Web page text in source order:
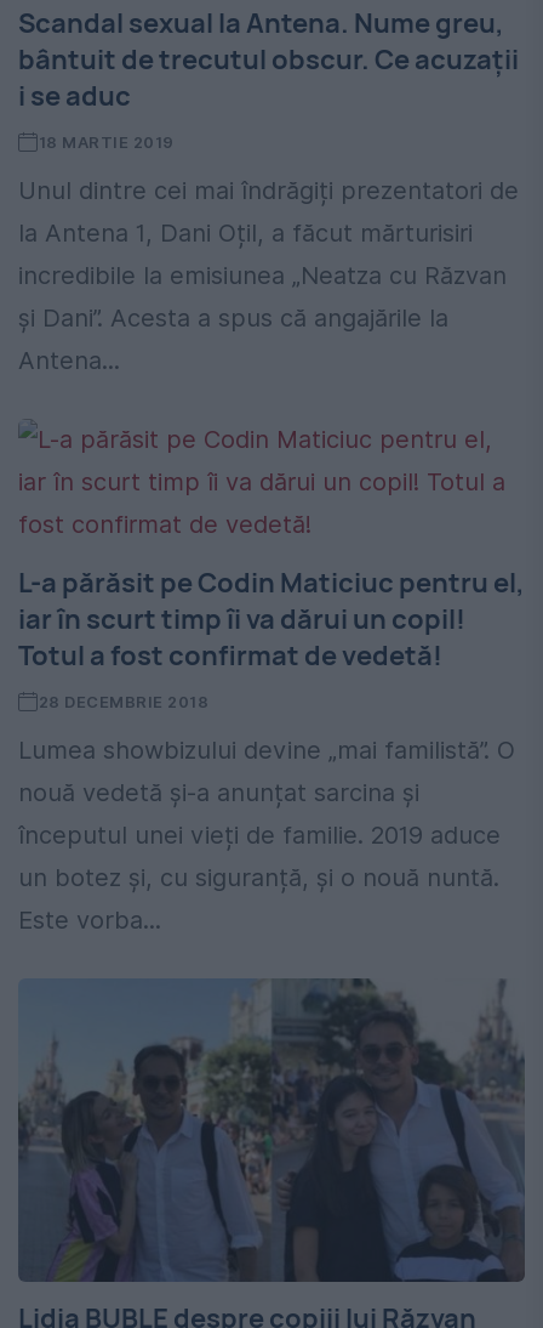
Scandal sexual la Antena. Nume greu,
bântuit de trecutul obscur. Ce acuzații
i se aduc
18 MARTIE 2019
Unul dintre cei mai îndrăgiți prezentatori de
la Antena 1, Dani Oțil, a făcut mărturisiri
incredibile la emisiunea „Neatza cu Răzvan
și Dani”. Acesta a spus că angajările la
Antena...
L-a părăsit pe Codin Maticiuc pentru el,
iar în scurt timp îi va dărui un copil!
Totul a fost confirmat de vedetă!
28 DECEMBRIE 2018
Lumea showbizului devine „mai familistă”. O
nouă vedetă și-a anunțat sarcina și
începutul unei vieți de familie. 2019 aduce
un botez și, cu siguranță, și o nouă nuntă.
Este vorba...
Lidia BUBLE despre copiii lui Răzvan